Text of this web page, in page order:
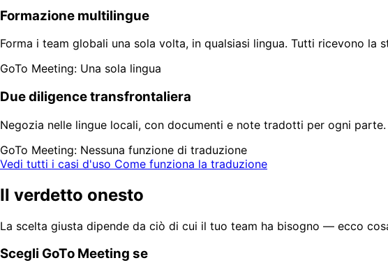
Formazione multilingue
Forma i team globali una sola volta, in qualsiasi lingua. Tutti ricevono la
GoTo Meeting: Una sola lingua
Due diligence transfrontaliera
Negozia nelle lingue locali, con documenti e note tradotti per ogni parte.
GoTo Meeting: Nessuna funzione di traduzione
Vedi tutti i casi d'uso Come funziona la traduzione
Il verdetto onesto
La scelta giusta dipende da ciò di cui il tuo team ha bisogno — ecco
Scegli GoTo Meeting se